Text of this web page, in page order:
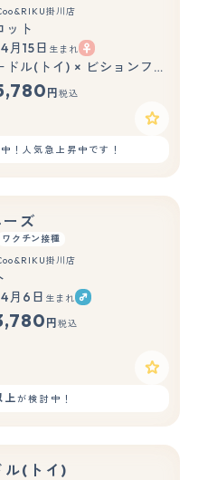
掛川店
ット
月15日 生まれ
トイプードル(トイ) × ビションフリーゼ
円 税込
！人気急上昇中です！
ズ
ワクチン接種
掛川店
月6日 生まれ
円 税込
上が検討中！
ル(トイ)